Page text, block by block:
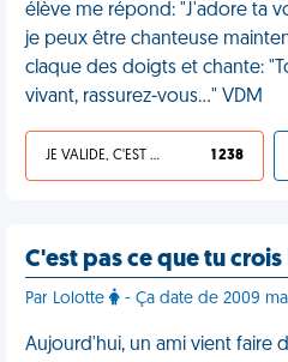
élève me répond: "J'adore ta
je peux être chanteuse
claque des doigts et chante:
vivant, rassurez-vous…" VDM
JE VALIDE, C'EST UNE VDM 1 238
C'est pas ce que tu crois
Par Lolotte - Ça date de 2009
Aujourd'hui, un ami vient faire